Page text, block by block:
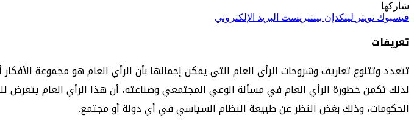
شاركها
فيسبوك تويتر لينكدإن بينتيريست البريد الإلكتروني
تعريفات
تتعدد وتتنوع تعاريف وشروحات الرأي العام التي يمكن إجمالها بأن الرأي العام هو مجموعة
لذلك تكمن خطورة الرأي العام في مسألة الوعي المجتمعي وصناعته، أن هذا الرأي العام يتعرض
الحكومات، وذلك بغض النظر عن طبيعة النظام السياسي في أي دولة أو مجتمع.